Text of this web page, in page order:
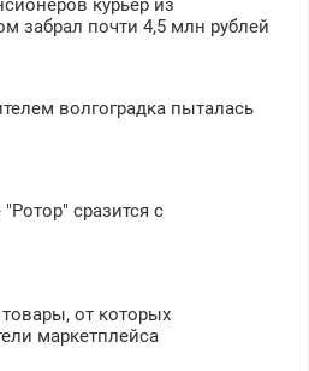
курьер из
забрал почти 4,5 млн рублей
волгоградка пыталась
сразится с
от которых
маркетплейса